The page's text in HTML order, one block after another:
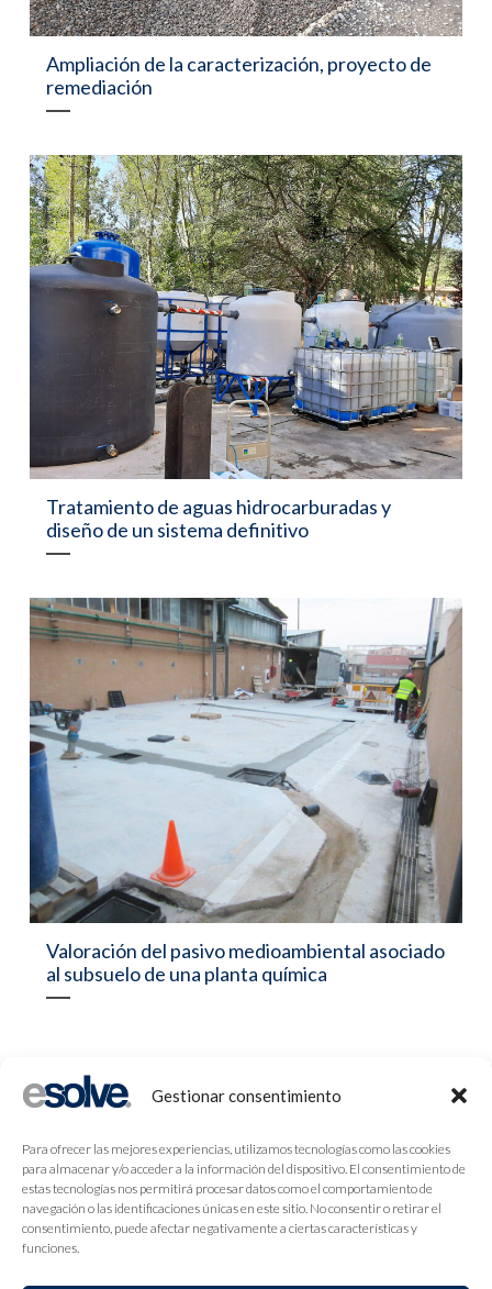
Gestionar consentimiento
Para ofrecer las mejores experiencias, utilizamos tecnologías como las cookies
para almacenar y/o acceder a la información del dispositivo. El consentimiento de
estas tecnologías nos permitirá procesar datos como el comportamiento de
navegación o las identificaciones únicas en este sitio. No consentir o retirar el
consentimiento, puede afectar negativamente a ciertas características y
funciones.
Ampliación de la caracterización, proyecto de
remediación
Tratamiento de aguas hidrocarburadas y
diseño de un sistema definitivo
Valoración del pasivo medioambiental asociado
al subsuelo de una planta química